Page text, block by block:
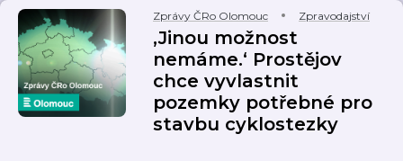
Zprávy ČRo Olomouc Zpravodajství
‚Jinou možnost
nemáme.‘ Prostějov
chce vyvlastnit
pozemky potřebné pro
stavbu cyklostezky